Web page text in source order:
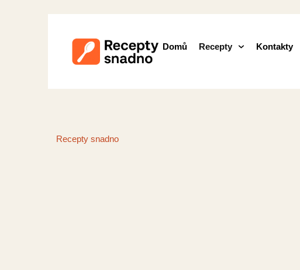
Domů Recepty Kontakty
Recepty snadno